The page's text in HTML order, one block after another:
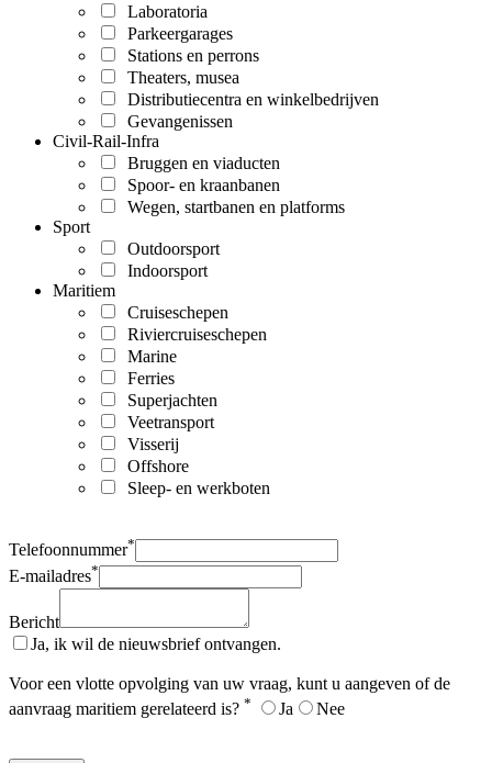
Laboratoria
Parkeergarages
Stations en perrons
Theaters, musea
Distributiecentra en winkelbedrijven
Gevangenissen
Civil-Rail-Infra
Bruggen en viaducten
Spoor- en kraanbanen
Wegen, startbanen en platforms
Sport
Outdoorsport
Indoorsport
Maritiem
Cruiseschepen
Riviercruiseschepen
Marine
Ferries
Superjachten
Veetransport
Visserij
Offshore
Sleep- en werkboten
Telefoonnummer*
E-mailadres*
Bericht
Ja, ik wil de nieuwsbrief ontvangen.
Voor een vlotte opvolging van uw vraag, kunt u aangeven of de
aanvraag maritiem gerelateerd is? * Ja Nee